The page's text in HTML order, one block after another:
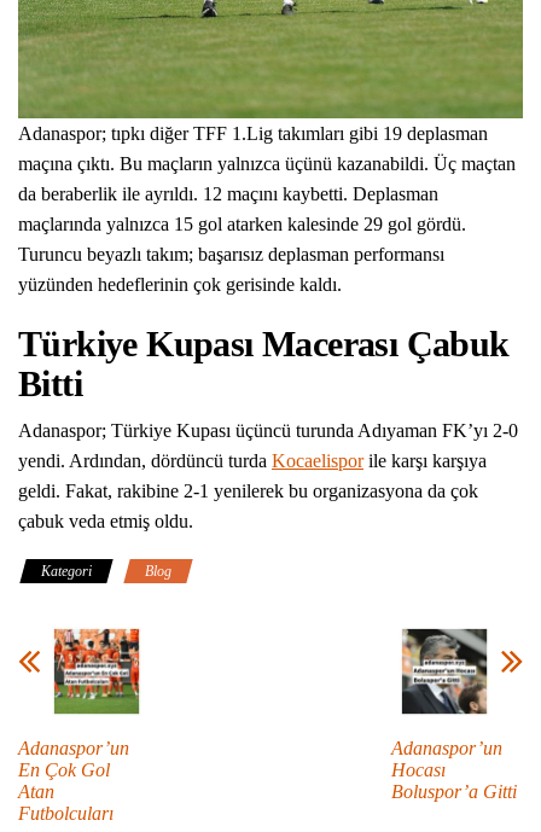
Adanaspor; tıpkı diğer TFF 1.Lig takımları gibi 19 deplasman
maçına çıktı. Bu maçların yalnızca üçünü kazanabildi. Üç maçtan
da beraberlik ile ayrıldı. 12 maçını kaybetti. Deplasman
maçlarında yalnızca 15 gol atarken kalesinde 29 gol gördü.
Turuncu beyazlı takım; başarısız deplasman performansı
yüzünden hedeflerinin çok gerisinde kaldı.
Türkiye Kupası Macerası Çabuk
Bitti
Adanaspor; Türkiye Kupası üçüncü turunda Adıyaman FK’yı 2-0
yendi. Ardından, dördüncü turda Kocaelisporile karşı karşıya
geldi. Fakat, rakibine 2-1 yenilerek bu organizasyona da çok
çabuk veda etmiş oldu.
Kategori Blog
Adanaspor’un
En Çok Gol
Atan
Futbolcuları
Adanaspor’un
Hocası
Boluspor’a Gitti